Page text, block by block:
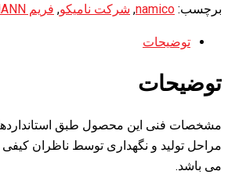
برچسب: namico
, شرکت نامیکو, فریم FENSTER MANN
توضیحات
توضیحات
می باشد.